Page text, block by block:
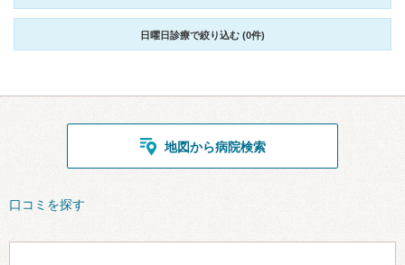
日曜日診療で絞り込む (0件)
地図から病院検索
口コミを探す